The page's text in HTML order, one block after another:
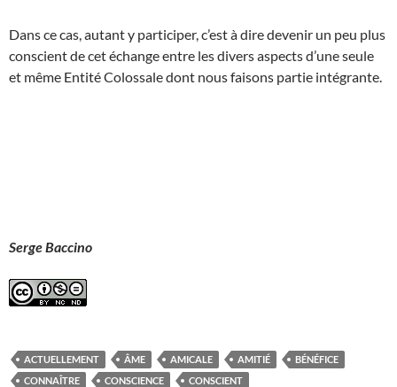
Dans ce cas, autant y participer, c’est à dire devenir un peu plus
conscient de cet échange entre les divers aspects d’une seule
et même Entité Colossale dont nous faisons partie intégrante.
Serge Baccino
ACTUELLEMENT ÂME AMICALE AMITIÉ
BÉNÉFICE
CONNAÎTRE
CONSCIENCE
CONSCIENT